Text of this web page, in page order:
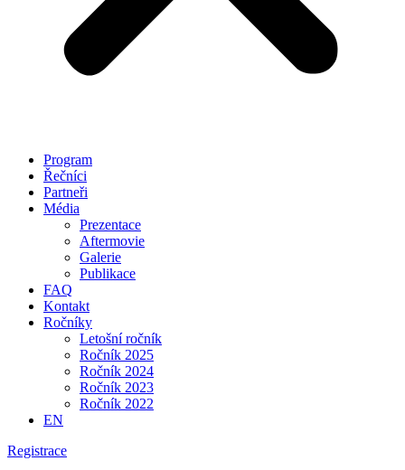
Program
Řečníci
Partneři
Média
Prezentace
Aftermovie
Galerie
Publikace
FAQ
Kontakt
Ročníky
Letošní ročník
Ročník 2025
Ročník 2024
Ročník 2023
Ročník 2022
EN
Registrace